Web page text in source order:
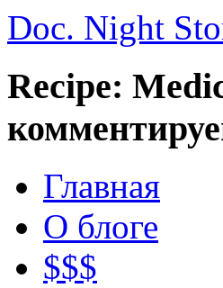
Doc. Night
Recipe:
Главная
О блоге
$$$